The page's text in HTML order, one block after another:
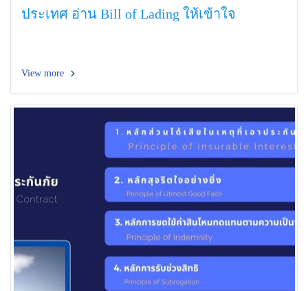
ประเทศ อ่าน Bill of Lading ให้เข้าใจ
View more